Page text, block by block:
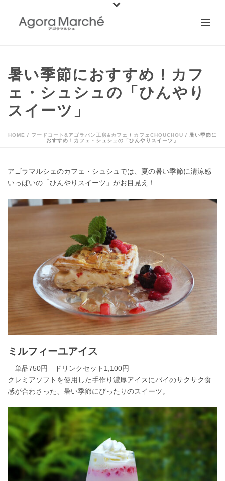
暑い季節におすすめ！カフ
ェ・シュシュの「ひんやり
スイーツ」
HOME / フードコート&アゴラパン工房&カフェ / カフェCHOUCHOU / 暑い季節に
おすすめ！カフェ・シュシュの「ひんやりスイーツ」
アゴラマルシェのカフェ・シュシュでは、夏の暑い季節に清涼感
いっぱいの「ひんやりスイーツ」がお目見え！
ミルフィーユアイス
単品750円 ドリンクセット1,100円
クレミアソフトを使用した手作り濃厚アイスにパイのサクサク食
感が合わさった、暑い季節にぴったりのスイーツ。